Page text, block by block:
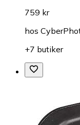
759 kr
hos
+7 butiker